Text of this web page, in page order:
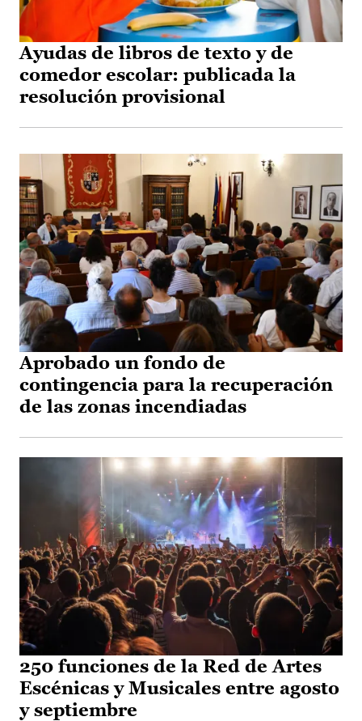
Ayudas de libros de texto y de
comedor escolar: publicada la
resolución provisional
Aprobado un fondo de
contingencia para la recuperación
de las zonas incendiadas
250 funciones de la Red de Artes
Escénicas y Musicales entre agosto
y septiembre